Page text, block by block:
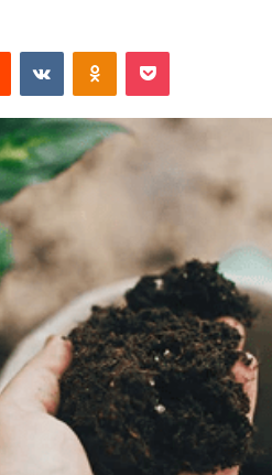
Reddit VKontakteOdnoklassniki
Pocket